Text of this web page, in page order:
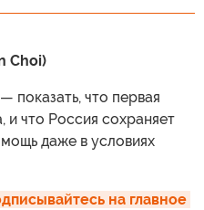
Choi)
показать, что первая
и что Россия сохраняет
даже в условиях
на главное